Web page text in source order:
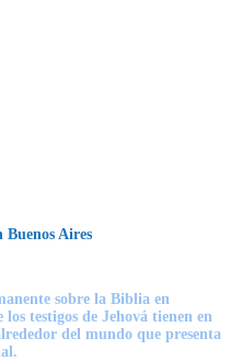
Buenos Aires
sobre la Biblia en
testigos de Jehová tienen en
del mundo que presenta